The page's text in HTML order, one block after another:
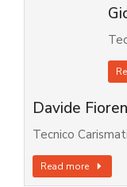
Davide
Tecnico
Read more